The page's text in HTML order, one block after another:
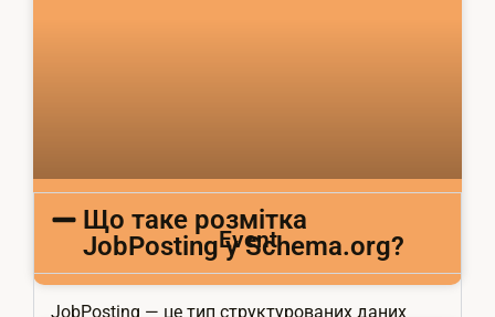
Event
Що таке розмітка
JobPosting у Schema.org?
JobPosting — це тип структурованих даних